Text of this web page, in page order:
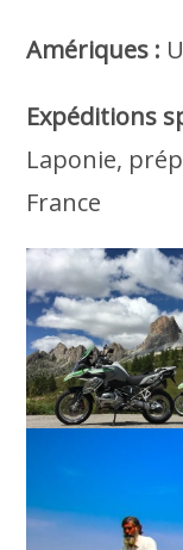
Amériques :
Expéditions
Laponie,
France